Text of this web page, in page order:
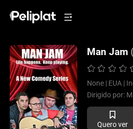
Man Jam
None | EUA |
Dirigido por:
Quero ver